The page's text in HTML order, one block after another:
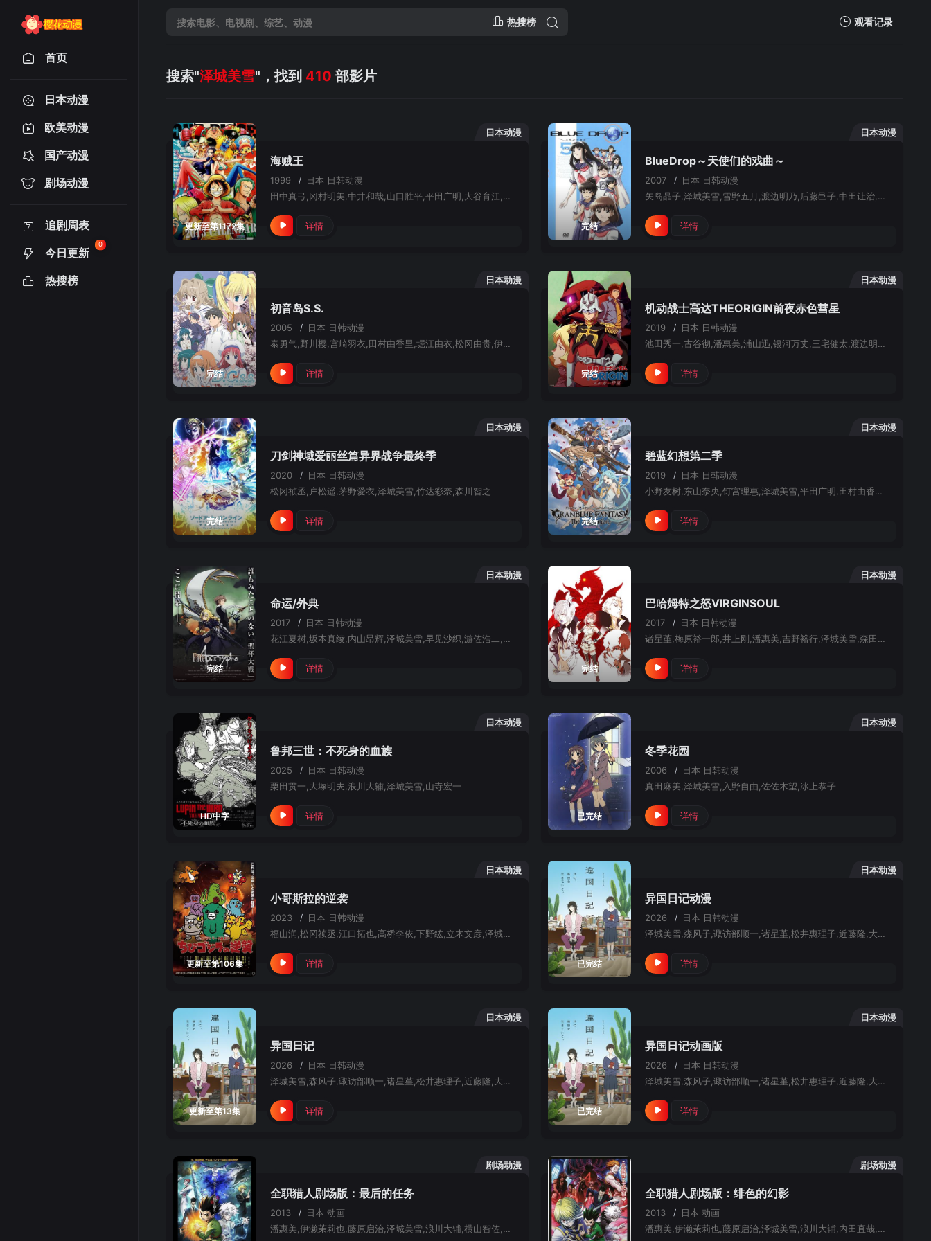
热搜榜 观看记录
首页
日本动漫
欧美动漫
国产动漫
剧场动漫
追剧周表
今日更新
0
热搜榜
搜索"泽城美雪"，找到 410 部影片
日本动漫
更新至第1172集
海贼王
1999 / 日本 日韩动漫
田中真弓,冈村明美,中井和哉,山口胜平,平田广明,大谷育江,山口由里子,矢尾一树,长岛雄一,池田秀一,古川登志夫,古谷彻,大塚周夫,津嘉山正种,草尾毅,大场真人,宝龟克寿,园部启一,柴田秀胜,中博史,阪口大助,竹内顺子,千叶繁,三石琴乃,挂川裕彦,堀秀行,田中秀幸,大友龙三郎,有本钦隆,大塚明夫,玄田哲章,小山茉美,土井美加,野田顺子,渡边美佐,野上尤加奈,林原惠美,水树奈奈,园崎未惠,西原久美子,久川绫,泽城美雪,池泽春菜,斋藤千和,神谷浩史,浪川大辅,森久保祥太郎,石田彰,高木涉,桧山修之,子安武人,
详情
日本动漫
完结
BlueDrop～天使们的戏曲～
2007 / 日本 日韩动漫
矢岛晶子,泽城美雪,雪野五月,渡边明乃,后藤邑子,中田让治,齐藤贵美子,野中蓝,麻上洋子,折笠爱,山田美穗,广津佑希子,仓田雅世,环有希,一城美由希,稻叶实,齐藤次郎,筱原惠美,生天目仁美,猪口有佳,川上伦子,浅野麻由美,盐屋浩三,大畑伸太郎,荻野晴朗,原泽晃绮,佐藤拓也,土门仁,水内清光
详情
日本动漫
完结
初音岛S.S.
2005 / 日本 日韩动漫
泰勇气,野川樱,宫崎羽衣,田村由香里,堀江由衣,松冈由贵,伊月唯,萩原惠美子,黑河奈美,浅野真澄,松来未祐,岸尾大辅,松井菜樱子,桃井晴子,泽城美雪,宗矢树赖
详情
日本动漫
完结
机动战士高达THEORIGIN前夜赤色彗星
2019 / 日本 日韩动漫
池田秀一,古谷彻,潘惠美,浦山迅,银河万丈,三宅健太,渡边明乃,柿原彻也,田中真弓,新井里美,藤村步,喜山茂雄,泽城美雪,古川登志夫,福圆美里,早见沙织,大塚明夫,茶风林,津田英三,恒松步,关俊彦,山崎巧
详情
日本动漫
完结
刀剑神域爱丽丝篇异界战争最终季
2020 / 日本 日韩动漫
松冈祯丞,户松遥,茅野爱衣,泽城美雪,竹达彩奈,森川智之
详情
日本动漫
完结
碧蓝幻想第二季
2019 / 日本 日韩动漫
小野友树,东山奈央,钉宫理惠,泽城美雪,平田广明,田村由香里,藤原启治,田中理惠,加藤英美里,今井麻美,米泽圆,石川界人
详情
日本动漫
完结
命运/外典
2017 / 日本 日韩动漫
花江夏树,坂本真绫,内山昂辉,泽城美雪,早见沙织,游佐浩二,古川慎,稻田彻,鹤冈聪,真堂圭,诹访部顺一,武内骏辅,置鲇龙太郎,大久保瑠美,宫本充,野中蓝,丹下樱,桧山修之,大川透,赤崎千夏,石上静香,加藤英美里,小林裕介,乃村健次,中原麻衣
详情
日本动漫
完结
巴哈姆特之怒VIRGINSOUL
2017 / 日本 日韩动漫
诸星堇,梅原裕一郎,井上刚,潘惠美,吉野裕行,泽城美雪,森田成一,钉宫理惠,岩崎博,森久保祥太郎,坂本真绫,间宫康弘,小野贤章,星野贵纪,前田玲奈
详情
日本动漫
HD中字
鲁邦三世：不死身的血族
2025 / 日本 日韩动漫
栗田贯一,大塚明夫,浪川大辅,泽城美雪,山寺宏一
详情
日本动漫
已完结
冬季花园
2006 / 日本 日韩动漫
真田麻美,泽城美雪,入野自由,佐佐木望,冰上恭子
详情
日本动漫
更新至第106集
小哥斯拉的逆袭
2023 / 日本 日韩动漫
福山润,松冈祯丞,江口拓也,高桥李依,下野纮,立木文彦,泽城美雪,上田丽奈,鬼头明里
详情
日本动漫
已完结
异国日记动漫
2026 / 日本 日韩动漫
泽城美雪,森风子,诹访部顺一,诸星堇,松井惠理子,近藤隆,大原沙耶香
详情
日本动漫
更新至第13集
异国日记
2026 / 日本 日韩动漫
泽城美雪,森风子,诹访部顺一,诸星堇,松井惠理子,近藤隆,大原沙耶香
详情
日本动漫
已完结
异国日记动画版
2026 / 日本 日韩动漫
泽城美雪,森风子,诹访部顺一,诸星堇,松井惠理子,近藤隆,大原沙耶香
详情
剧场动漫
全职猎人剧场版：最后的任务
2013 / 日本 动画
潘惠美,伊濑茉莉也,藤原启治,泽城美雪,浪川大辅,横山智佐,关俊彦,寺崎裕香,富永美伊奈,植田佳奈,滨添伸也,二又一成,铃木琢磨,中村大树,齐藤贵美子,三石琴乃,松山鹰志,山本美月,大友龙三郎,永井一郎,中村狮童
剧场动漫
全职猎人剧场版：绯色的幻影
2013 / 日本 动画
潘惠美,伊濑茉莉也,藤原启治,泽城美雪,浪川大辅,内田直哉,大塚明夫,山口胜平,日高范子,木内秀信,朴璐美,宫野真守,大桥贤一郎,荒川美穗,前田玲奈,平野绫,川岛海荷